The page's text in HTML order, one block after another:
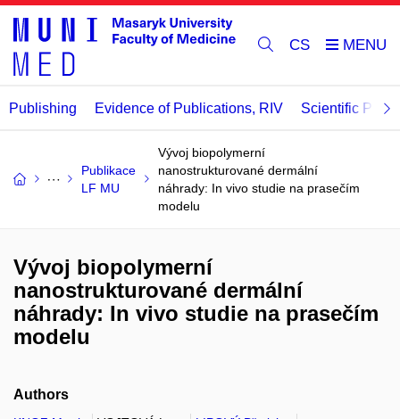
CS
Publishing Evidence of Publications, RIV Scientific
Publikace
LF MU
Vývoj biopolymerní
nanostrukturované dermální
náhrady: In vivo studie na prasečím
modelu
Vývoj biopolymerní
nanostrukturované dermální
náhrady: In vivo studie na prasečím
modelu
Authors